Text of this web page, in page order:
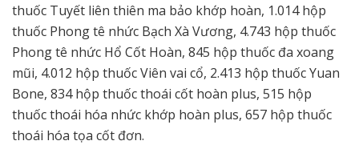
thuốc Tuyết liên thiên ma bảo khớp hoàn, 1.014 hộp
thuốc Phong tê nhức Bạch Xà Vương, 4.743 hộp thuốc
Phong tê nhức Hổ Cốt Hoàn, 845 hộp thuốc đa xoang
mũi, 4.012 hộp thuốc Viên vai cổ, 2.413 hộp thuốc Yuan
Bone, 834 hộp thuốc thoái cốt hoàn plus, 515 hộp
thuốc thoái hóa nhức khớp hoàn plus, 657 hộp thuốc
thoái hóa tọa cốt đơn.